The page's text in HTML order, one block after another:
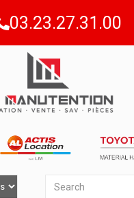
03.23.27.31.00